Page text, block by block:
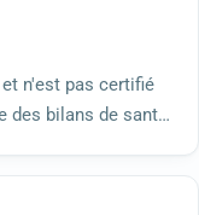
n'est pas certifié
des bilans de santé
qu'une sécurité